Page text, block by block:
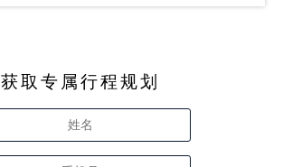
获取专属行程规划